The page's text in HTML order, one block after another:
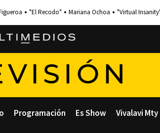
"El Recodo" Mariana Ochoa "Virtual
Programación Es Show Vivalavi Mty